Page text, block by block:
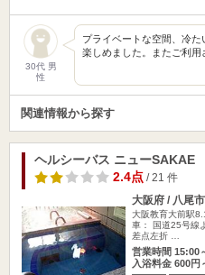
30代 男
性
プライベートな空間、冷
楽しめました。またご利用
関連情報から探す
ヘルシーバス ニューSAKAE
2.4点/ 21 件
大阪府 / 八尾市
大阪教育大前駅
車： 国道25号線
差点左折 …
営業時間 15:00
入浴料金 600円